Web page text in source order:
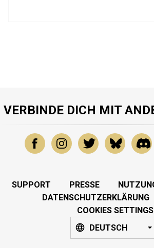
VERBINDE DICH MIT
SUPPORT PRESSE
DATENSCHUTZERKLÄRUNG
COOKIES SETTINGS
DEUTSCH